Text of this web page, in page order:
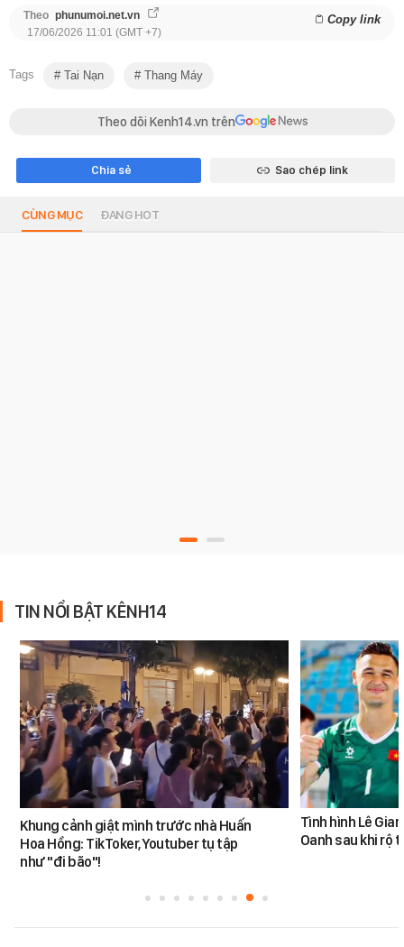
Theo phunumoi.net.vn Copy link
17/06/2026 11:01 (GMT +7)
Tags Tai Nạn Thang Máy
Theo dõi Kenh14.vn trên
Chia sẻ Sao chép link
CÙNG MỤC ĐANG HOT
TIN NỔI BẬT KÊNH14
Khung cảnh giật mình trước nhà Huấn
Hoa Hồng: TikToker, Youtuber tụ tập
như "đi bão"!
Tình hình Lê
Oanh sau khi rộ